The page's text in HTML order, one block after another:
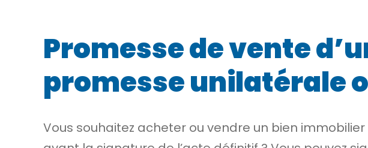
Promesse de vente
promesse unilatérale
Vous souhaitez acheter ou vendre un bien